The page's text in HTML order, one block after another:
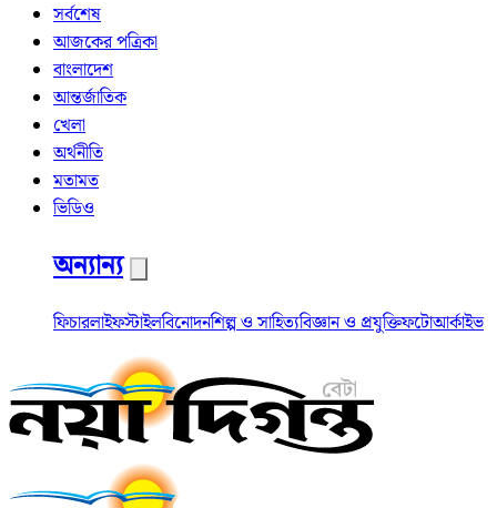
সর্বশেষ
আজকের পত্রিকা
বাংলাদেশ
আন্তর্জাতিক
খেলা
অর্থনীতি
মতামত
ভিডিও
অন্যান্য
ফিচারলাইফস্টাইলবিনোদনশিল্প ও সাহিত্যবিজ্ঞান ও প্রযুক্তিফটোআর্কাইভ